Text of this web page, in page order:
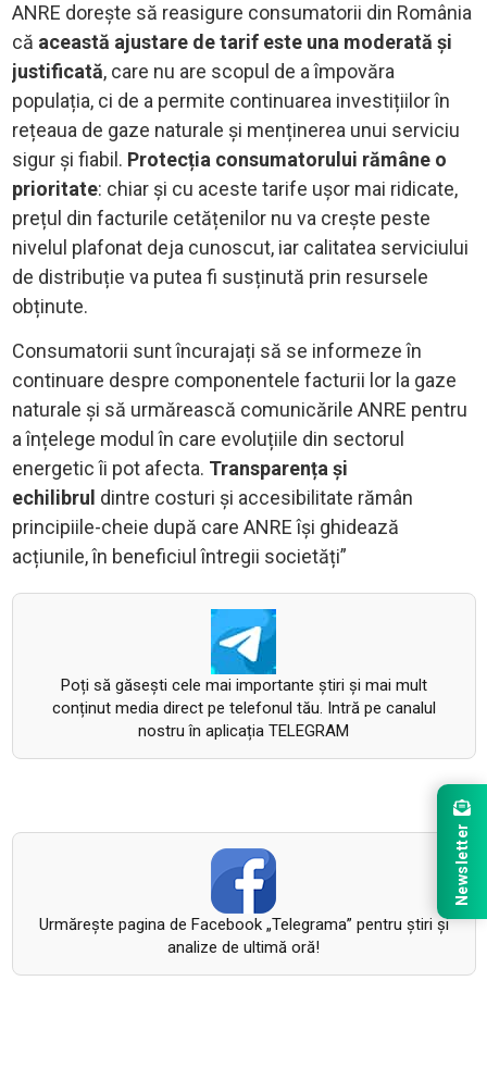
ANRE dorește să reasigure consumatorii din România
că această ajustare de tarif este una moderată și
justificată, care nu are scopul de a împovăra
populația, ci de a permite continuarea investițiilor în
rețeaua de gaze naturale și menținerea unui serviciu
sigur și fiabil. Protecția consumatorului rămâne o
prioritate: chiar și cu aceste tarife ușor mai ridicate,
prețul din facturile cetățenilor nu va crește peste
nivelul plafonat deja cunoscut, iar calitatea serviciului
de distribuție va putea fi susținută prin resursele
obținute.
Consumatorii sunt încurajați să se informeze în
continuare despre componentele facturii lor la gaze
naturale și să urmărească comunicările ANRE pentru
a înțelege modul în care evoluțiile din sectorul
energetic îi pot afecta. Transparența și
echilibrul dintre costuri și accesibilitate rămân
principiile-cheie după care ANRE își ghidează
acțiunile, în beneficiul întregii societăți”
Poți să găsești cele mai importante știri și mai mult
conținut media direct pe telefonul tău. Intră pe canalul
nostru în aplicația TELEGRAM
Urmăreşte pagina de Facebook „Telegrama” pentru ştiri şi
analize de ultimă oră!
Newsletter